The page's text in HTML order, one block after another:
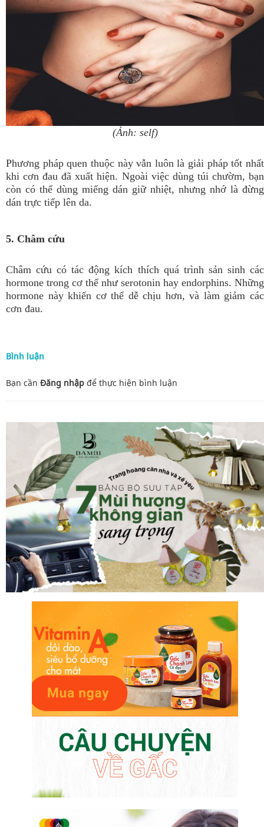
(Ảnh: self)
Phương pháp quen thuộc này vẫn luôn là giải pháp tốt nhất
khi cơn đau đã xuất hiện. Ngoài việc dùng túi chườm, bạn
còn có thể dùng miếng dán giữ nhiệt, nhưng nhớ là đừng
dán trực tiếp lên da.
5. Châm cứu
Châm cứu có tác động kích thích quá trình sản sinh các
hormone trong cơ thể như serotonin hay endorphins. Những
hormone này khiến cơ thể dễ chịu hơn, và làm giảm các
cơn đau.
Bình luận
Bạn cần Đăng nhập để thực hiện bình luận